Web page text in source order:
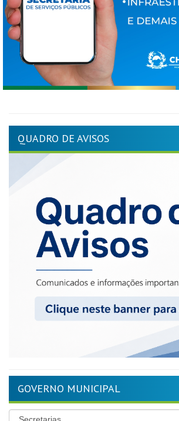
QUADRO DE AVISOS
GOVERNO MUNICIPAL